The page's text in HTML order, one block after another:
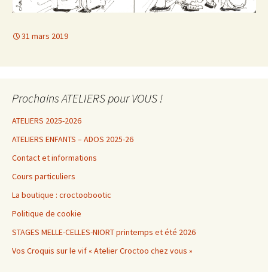
31 mars 2019
Prochains ATELIERS pour VOUS !
ATELIERS 2025-2026
ATELIERS ENFANTS – ADOS 2025-26
Contact et informations
Cours particuliers
La boutique : croctoobootic
Politique de cookie
STAGES MELLE-CELLES-NIORT printemps et été 2026
Vos Croquis sur le vif « Atelier Croctoo chez vous »